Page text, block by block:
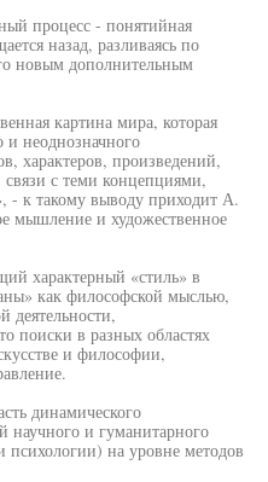
процесс - понятийная
назад, разливаясь по
новым дополнительным
картина мира, которая
и неоднозначного
характеров, произведений,
с теми концепциями,
- к такому выводу приходит А.
мышление и художественное
характерный «стиль» в
как философской мыслью,
деятельности,
поиски в разных областях
и философии,
динамического
научного и гуманитарного
на уровне методов